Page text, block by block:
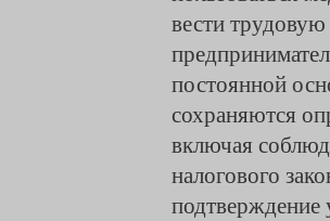
вести
постоянной
сохраняются
включая
налогового
подтверждение